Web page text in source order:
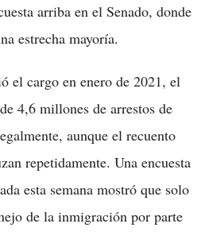
arriba en el Senado, donde
estrecha mayoría.
el cargo en enero de 2021, el
4,6 millones de arrestos de
aunque el recuento
repetidamente. Una encuesta
esta semana mostró que solo
de la inmigración por parte